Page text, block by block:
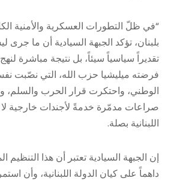
“في ظلّ التطورات العسكرية والأمنية
بلبنان، تؤكد الجبهة السيادية أن ما جرى
تقديراً سياسياً سيئاً، بل نتيجة مباشرة
فرضته ميليشيا حزب الله، التي نصّبت
الوطني، واحتكرت قرار الحرب والسلم،
صراعات مدمّرة خدمةً لأجندات خارجية
اللبنانية بصلة.
إن الجبهة السيادية تعتبر أن هذا
داهماً على كيان الدولة اللبنانية، وأن